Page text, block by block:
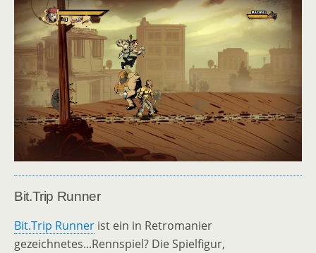
Bit.Trip Runner
Bit.Trip Runner ist ein in Retromanier
gezeichnetes...Rennspiel? Die Spielfigur,